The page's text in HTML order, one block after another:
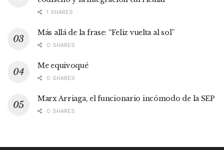
1 SHARES
Más allá de la frase: “Feliz vuelta al sol”
0 SHARES
Me equivoqué
0 SHARES
Marx Arriaga, el funcionario incómodo de la SEP
0 SHARES